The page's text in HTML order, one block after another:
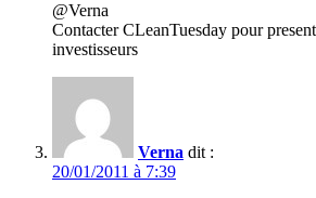
@Verna
Contacter CLeanTuesday pour
investisseurs
Verna dit :
20/01/2011 à 7:39